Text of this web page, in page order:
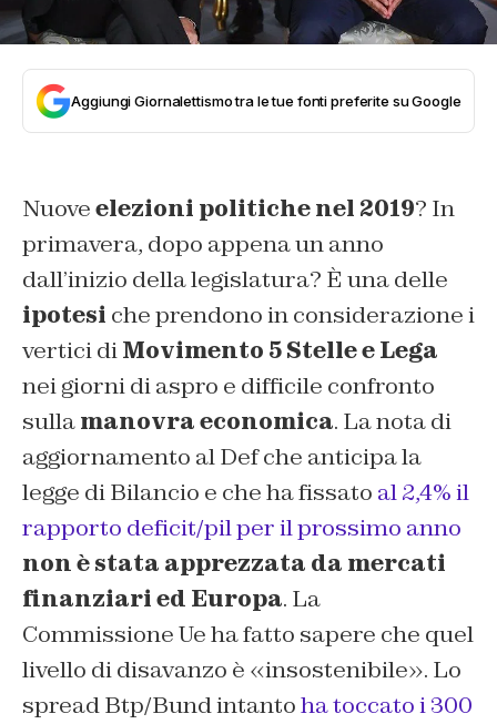
Aggiungi Giornalettismo tra le tue fonti preferite su Google
Nuoveelezioni politiche nel 2019? In
primavera, dopo appena un anno
dall’inizio della legislatura? È una delle
ipotesi che prendono in considerazione i
vertici diMovimento 5 Stelle e Lega
nei giorni di aspro e difficile confronto
sullamanovra economica. La nota di
aggiornamento al Def che anticipa la
legge di Bilancio e che ha fissato al 2,4% il
rapporto deficit/pil per il prossimo anno
non è stata apprezzata da mercati
finanziari ed Europa. La
Commissione Ue ha fatto sapere che quel
livello di disavanzo è «insostenibile». Lo
spread Btp/Bund intantoha toccato i 300